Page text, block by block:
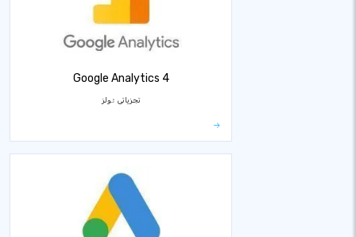
Google Analytics 4
تجزیاتی ٹولز